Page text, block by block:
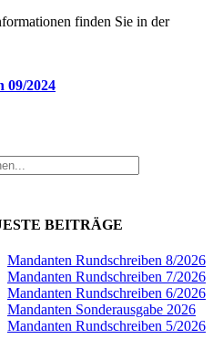
finden Sie in der
09/2024
BEITRÄGE
Mandanten Rundschreiben 8/2026
Mandanten Rundschreiben 7/2026
Mandanten Rundschreiben 6/2026
Mandanten Sonderausgabe 2026
Mandanten Rundschreiben 5/2026